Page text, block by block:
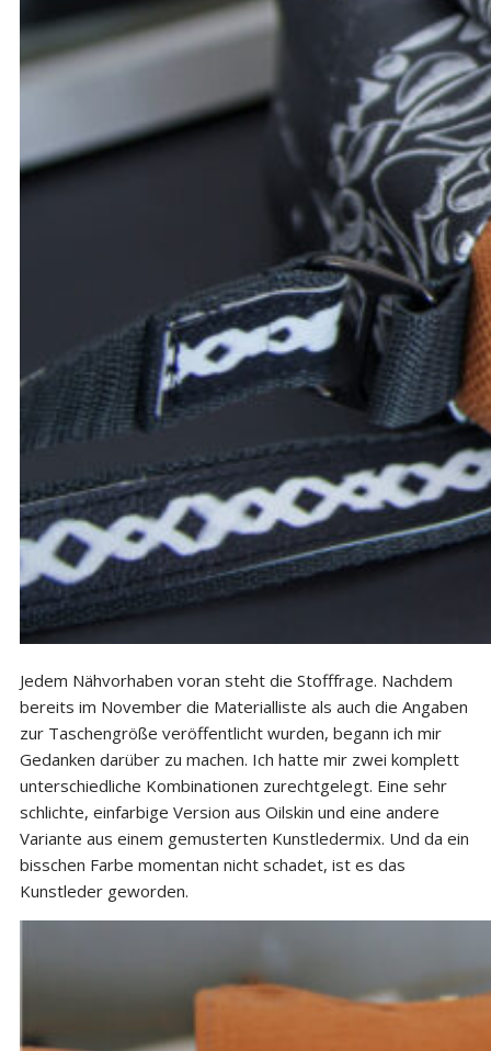
Jedem Nähvorhaben voran steht die Stofffrage. Nachdem
bereits im November die Materialliste als auch die Angaben
zur Taschengröße veröffentlicht wurden, begann ich mir
Gedanken darüber zu machen. Ich hatte mir zwei komplett
unterschiedliche Kombinationen zurechtgelegt. Eine sehr
schlichte, einfarbige Version aus Oilskin und eine andere
Variante aus einem gemusterten Kunstledermix. Und da ein
bisschen Farbe momentan nicht schadet, ist es das
Kunstleder geworden.